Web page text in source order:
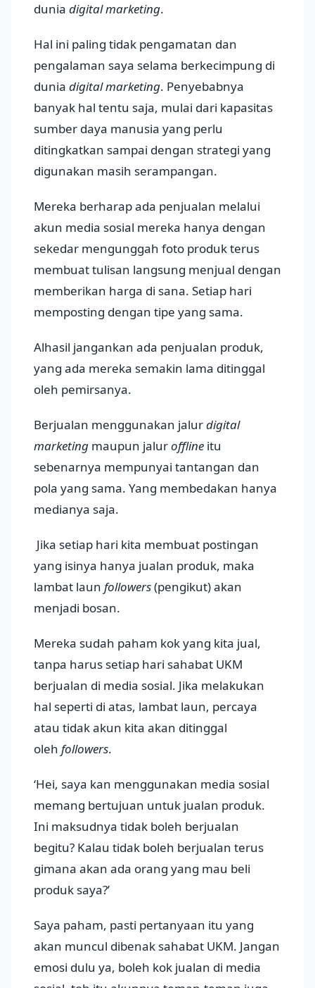
dunia digital marketing.
Hal ini paling tidak pengamatan dan
pengalaman saya selama berkecimpung di
dunia digital marketing. Penyebabnya
banyak hal tentu saja, mulai dari kapasitas
sumber daya manusia yang perlu
ditingkatkan sampai dengan strategi yang
digunakan masih serampangan.
Mereka berharap ada penjualan melalui
akun media sosial mereka hanya dengan
sekedar mengunggah foto produk terus
membuat tulisan langsung menjual dengan
memberikan harga di sana. Setiap hari
memposting dengan tipe yang sama.
Alhasil jangankan ada penjualan produk,
yang ada mereka semakin lama ditinggal
oleh pemirsanya.
Berjualan menggunakan jalurdigital
marketing maupun jaluroffline itu
sebenarnya mempunyai tantangan dan
pola yang sama. Yang membedakan hanya
medianya saja.
Jika setiap hari kita membuat postingan
yang isinya hanya jualan produk, maka
lambat laun followers(pengikut) akan
menjadi bosan.
Mereka sudah paham kok yang kita jual,
tanpa harus setiap hari sahabat UKM
berjualan di media sosial. Jika melakukan
hal seperti di atas, lambat laun, percaya
atau tidak akun kita akan ditinggal
oleh followers.
‘Hei, saya kan menggunakan media sosial
memang bertujuan untuk jualan produk.
Ini maksudnya tidak boleh berjualan
begitu? Kalau tidak boleh berjualan terus
gimana akan ada orang yang mau beli
produk saya?’
Saya paham, pasti pertanyaan itu yang
akan muncul dibenak sahabat UKM. Jangan
emosi dulu ya, boleh kok jualan di media